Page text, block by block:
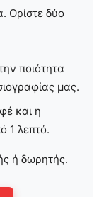
Ορίστε δύο
ποιότητα
μας.
και η
1 λεπτό.
ή δωρητής.